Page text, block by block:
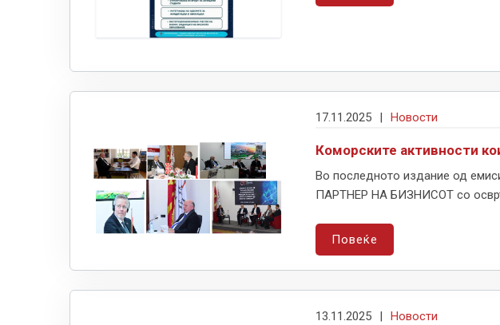
17.11.2025 | Новости
Коморските активности
Во последното издание од
ПАРТНЕР НА БИЗНИСОТ со осврт
Повеќе
13.11.2025 | Новости